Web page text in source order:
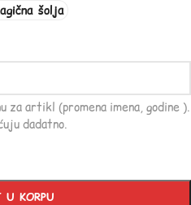
šolja
za artikl (promena imena, godine ).
dadatno.
U KORPU